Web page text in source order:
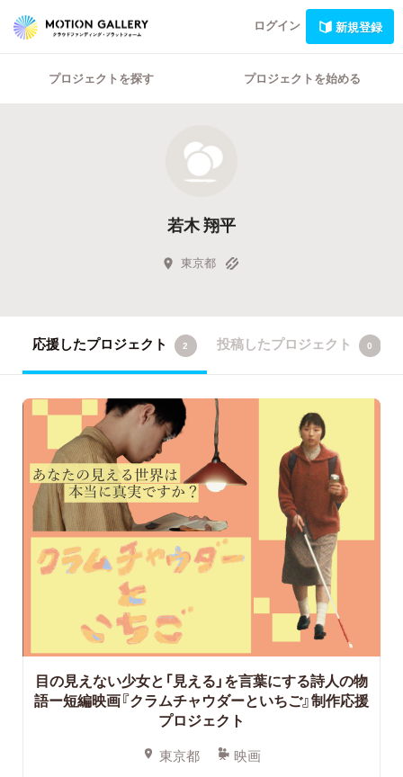
ログイン 新規登録
プロジェクトを探す プロジェクトを始める
若木 翔平
東京都
応援したプロジェクト 2 投稿したプロジェクト 0
目の見えない少女と「見える」を言葉にする詩人の物
語ー短編映画『クラムチャウダーといちご』制作応援
プロジェクト
東京都 映画